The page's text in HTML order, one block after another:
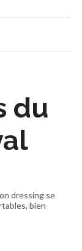
du
dressing se
bien